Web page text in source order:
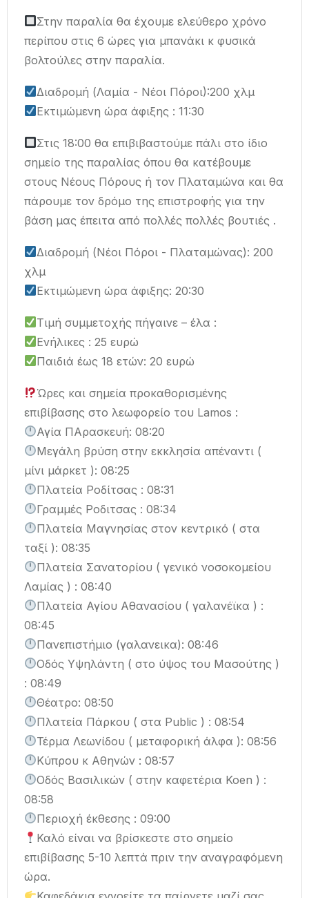
Στην παραλία θα έχουμε ελεύθερο χρόνο
περίπου στις 6 ώρες για μπανάκι κ φυσικά
βολτούλες στην παραλία.
Διαδρομή (Λαμία - Νέοι Πόροι):200 χλμ
Εκτιμώμενη ώρα άφιξης : 11:30
Στις 18:00 θα επιβιβαστούμε πάλι στο ίδιο
σημείο της παραλίας όπου θα κατέβουμε
στους Νέους Πόρους ή τον Πλαταμώνα και θα
πάρουμε τον δρόμο της επιστροφής για την
βάση μας έπειτα από πολλές πολλές βουτιές .
Διαδρομή (Νέοι Πόροι - Πλαταμώνας): 200
χλμ
Εκτιμώμενη ώρα άφιξης: 20:30
Τιμή συμμετοχής πήγαινε – έλα :
Ενήλικες : 25 ευρώ
Παιδιά έως 18 ετών: 20 ευρώ
Ώρες και σημεία προκαθορισμένης
επιβίβασης στο λεωφορείο του Lamos :
Αγία ΠΑρασκευή: 08:20
Μεγάλη βρύση στην εκκλησία απέναντι (
μίνι μάρκετ ): 08:25
Πλατεία Ροδίτσας : 08:31
Γραμμές Ροδιτσας : 08:34
Πλατεία Μαγνησίας στον κεντρικό ( στα
ταξί ): 08:35
Πλατεία Σανατορίου ( γενικό νοσοκομείου
Λαμίας ) : 08:40
Πλατεία Αγίου Αθανασίου ( γαλανέϊκα ) :
08:45
Πανεπιστήμιο (γαλανεικα): 08:46
Οδός Υψηλάντη ( στο ύψος του Μασούτης )
: 08:49
Θέατρο: 08:50
Πλατεία Πάρκου ( στα Public ) : 08:54
Τέρμα Λεωνίδου ( μεταφορική άλφα ): 08:56
Κύπρου κ Αθηνών : 08:57
Οδός Βασιλικών ( στην καφετέρια Koen ) :
08:58
Περιοχή έκθεσης : 09:00
Καλό είναι να βρίσκεστε στο σημείο
επιβίβασης 5-10 λεπτά πριν την αναγραφόμενη
ώρα.